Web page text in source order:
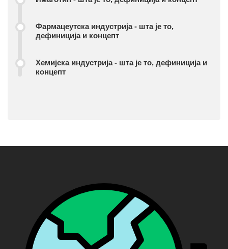
Фармацеутска индустрија - шта је то,
дефиниција и концепт
Хемијска индустрија - шта је то, дефиниција и
концепт